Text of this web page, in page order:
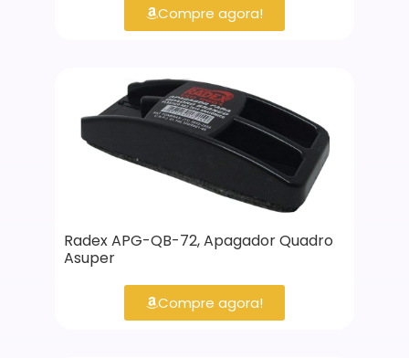
Compre agora!
Radex APG-QB-72, Apagador Quadro
Asuper
Compre agora!